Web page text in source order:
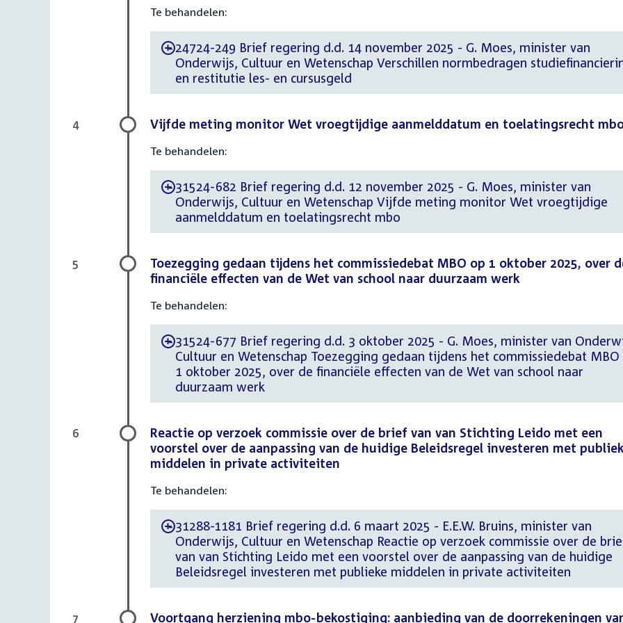
Te behandelen:
-24724-249 Brief regering d.d. 14 november 2025 - G. Moes, minister van
Onderwijs, Cultuur en Wetenschap Verschillen normbedragen
en restitutie les- en cursusgeld
Vijfde meting monitor Wet vroegtijdige aanmelddatum en toelatingsrecht
Te behandelen:
-31524-682 Brief regering d.d. 12 november 2025 - G. Moes, minister van
Onderwijs, Cultuur en Wetenschap Vijfde meting monitor Wet vroegtijdige
aanmelddatum en toelatingsrecht mbo
4
Toezegging gedaan tijdens het commissiedebat MBO op 1 oktober 2025, over
financiële effecten van de Wet van school naar duurzaam werk
Te behandelen:
-31524-677 Brief regering d.d. 3 oktober 2025 - G. Moes, minister van
Cultuur en Wetenschap Toezegging gedaan tijdens het commissiedebat MBO
1 oktober 2025, over de financiële effecten van de Wet van school naar
duurzaam werk
5
Reactie op verzoek commissie over de brief van van Stichting Leido met een
voorstel over de aanpassing van de huidige Beleidsregel investeren met
middelen in private activiteiten
Te behandelen:
-31288-1181 Brief regering d.d. 6 maart 2025 - E.E.W. Bruins, minister van
Onderwijs, Cultuur en Wetenschap Reactie op verzoek commissie over de
van van Stichting Leido met een voorstel over de aanpassing van de huidige
Beleidsregel investeren met publieke middelen in private activiteiten
6
Voortgang herziening mbo-bekostiging: aanbieding van de doorrekeningen
7